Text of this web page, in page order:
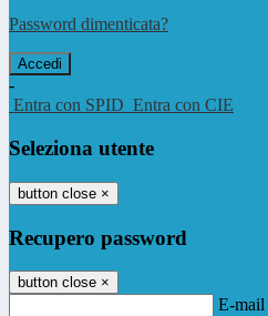
Password dimenticata?
-
Entra con SPID Entra con CIE
Seleziona utente
button close ×
Recupero password
button close ×
E-mail